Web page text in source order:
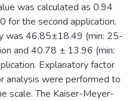
was calculated as 0.94
for the second application.
was 46.85±18.49 (min: 25-
and 40.78 ± 13.96 (min:
Explanatory factor
analysis were performed to
scale. The Kaiser-Meyer-